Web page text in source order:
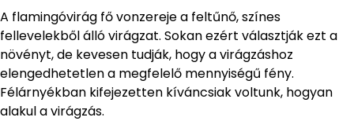
A flamingóvirág fő vonzereje a feltűnő, színes
fellevelekből álló virágzat. Sokan ezért választják ezt a
növényt, de kevesen tudják, hogy a virágzáshoz
elengedhetetlen a megfelelő mennyiségű fény.
Félárnyékban kifejezetten kíváncsiak voltunk, hogyan
alakul a virágzás.